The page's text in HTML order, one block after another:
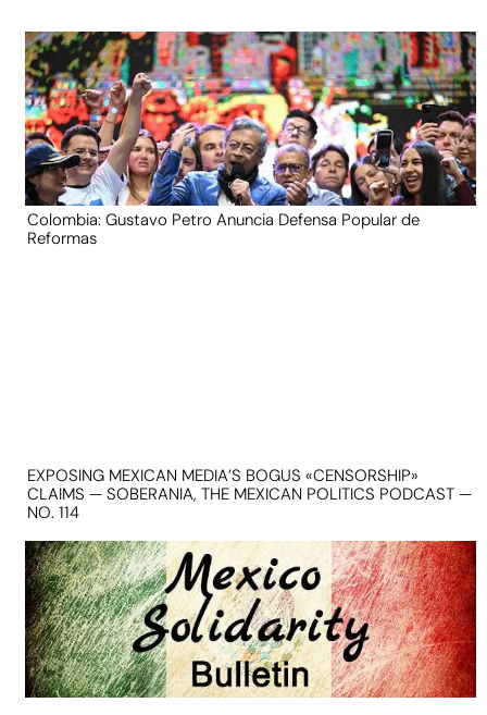
Colombia: Gustavo Petro Anuncia Defensa Popular de
Reformas
EXPOSING MEXICAN MEDIA’S BOGUS «CENSORSHIP»
CLAIMS — SOBERANIA, THE MEXICAN POLITICS PODCAST —
NO. 114